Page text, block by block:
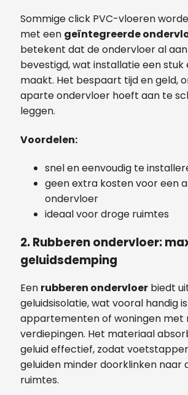
Sommige click PVC-vloeren
met een geïntegreerde
betekent dat de ondervloer al
bevestigd, wat installatie een stuk
maakt. Het bespaart tijd en geld,
aparte ondervloer hoeft aan te
leggen.
Voordelen:
snel en eenvoudig te
geen extra kosten voor een
ondervloer
ideaal voor droge ruimtes
2. Rubberen ondervloer:
geluidsdemping
Een rubberen ondervloer biedt
geluidsisolatie, wat vooral handig
appartementen of woningen met
verdiepingen. Het materiaal
geluid effectief, zodat
geluiden minder doorklinken naar
ruimtes.